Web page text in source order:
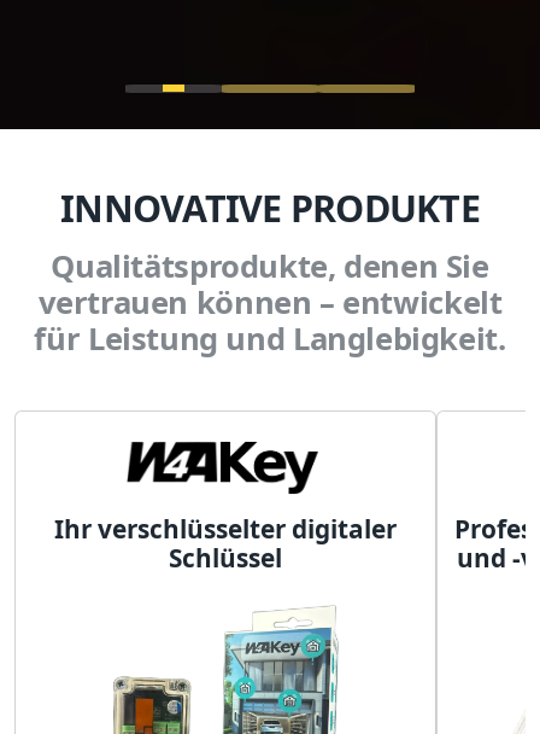
INNOVATIVE PRODUKTE
Qualitätsprodukte, denen Sie
vertrauen können – entwickelt
für Leistung und Langlebigkeit.
Ihr verschlüsselter digitaler
Schlüssel
und -